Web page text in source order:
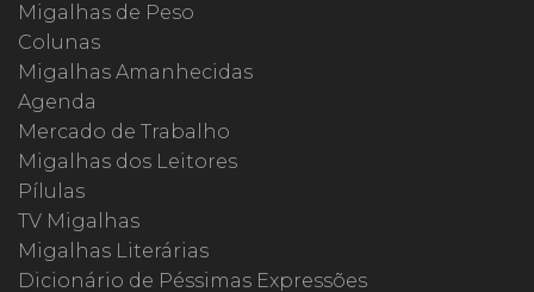
Migalhas de Peso
Colunas
Migalhas Amanhecidas
Agenda
Mercado de Trabalho
Migalhas dos Leitores
Pílulas
TV Migalhas
Migalhas Literárias
Dicionário de Péssimas Expressões